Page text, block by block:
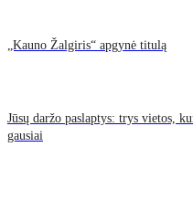
„Kauno Žalgiris“ apgynė titulą
Jūsų daržo paslaptys: trys vietos,
gausiai